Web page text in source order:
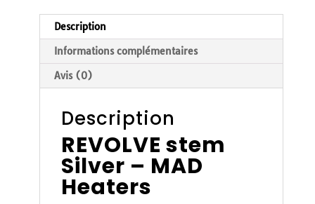
Description
Informations complémentaires
Avis (0)
Description
REVOLVE stem
Silver – MAD
Heaters